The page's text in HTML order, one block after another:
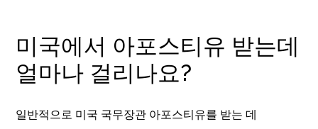
미국에서 아포스티유 받는데
얼마나 걸리나요?
일반적으로 미국 국무장관 아포스티유를 받는 데